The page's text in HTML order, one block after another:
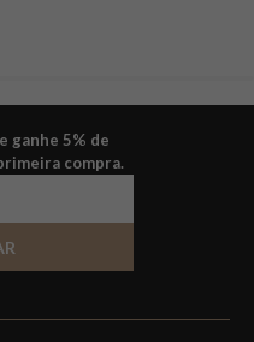
ganhe 5% de
compra.